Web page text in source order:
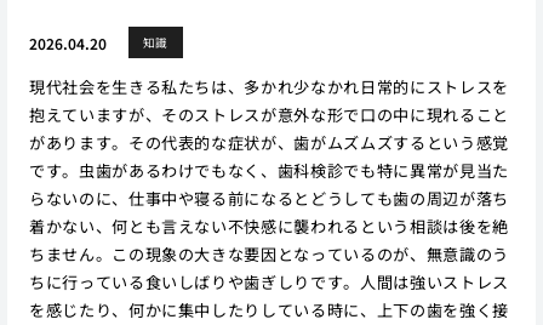
2026.04.20 知識
現代社会を生きる私たちは、多かれ少なかれ日常的にストレスを
抱えていますが、そのストレスが意外な形で口の中に現れること
があります。その代表的な症状が、歯がムズムズするという感覚
です。虫歯があるわけでもなく、歯科検診でも特に異常が見当た
らないのに、仕事中や寝る前になるとどうしても歯の周辺が落ち
着かない、何とも言えない不快感に襲われるという相談は後を絶
ちません。この現象の大きな要因となっているのが、無意識のう
ちに行っている食いしばりや歯ぎしりです。人間は強いストレス
を感じたり、何かに集中したりしている時に、上下の歯を強く接